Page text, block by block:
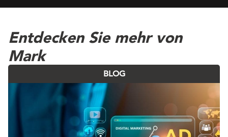
Entdecken Sie mehr von
Mark
BLOG